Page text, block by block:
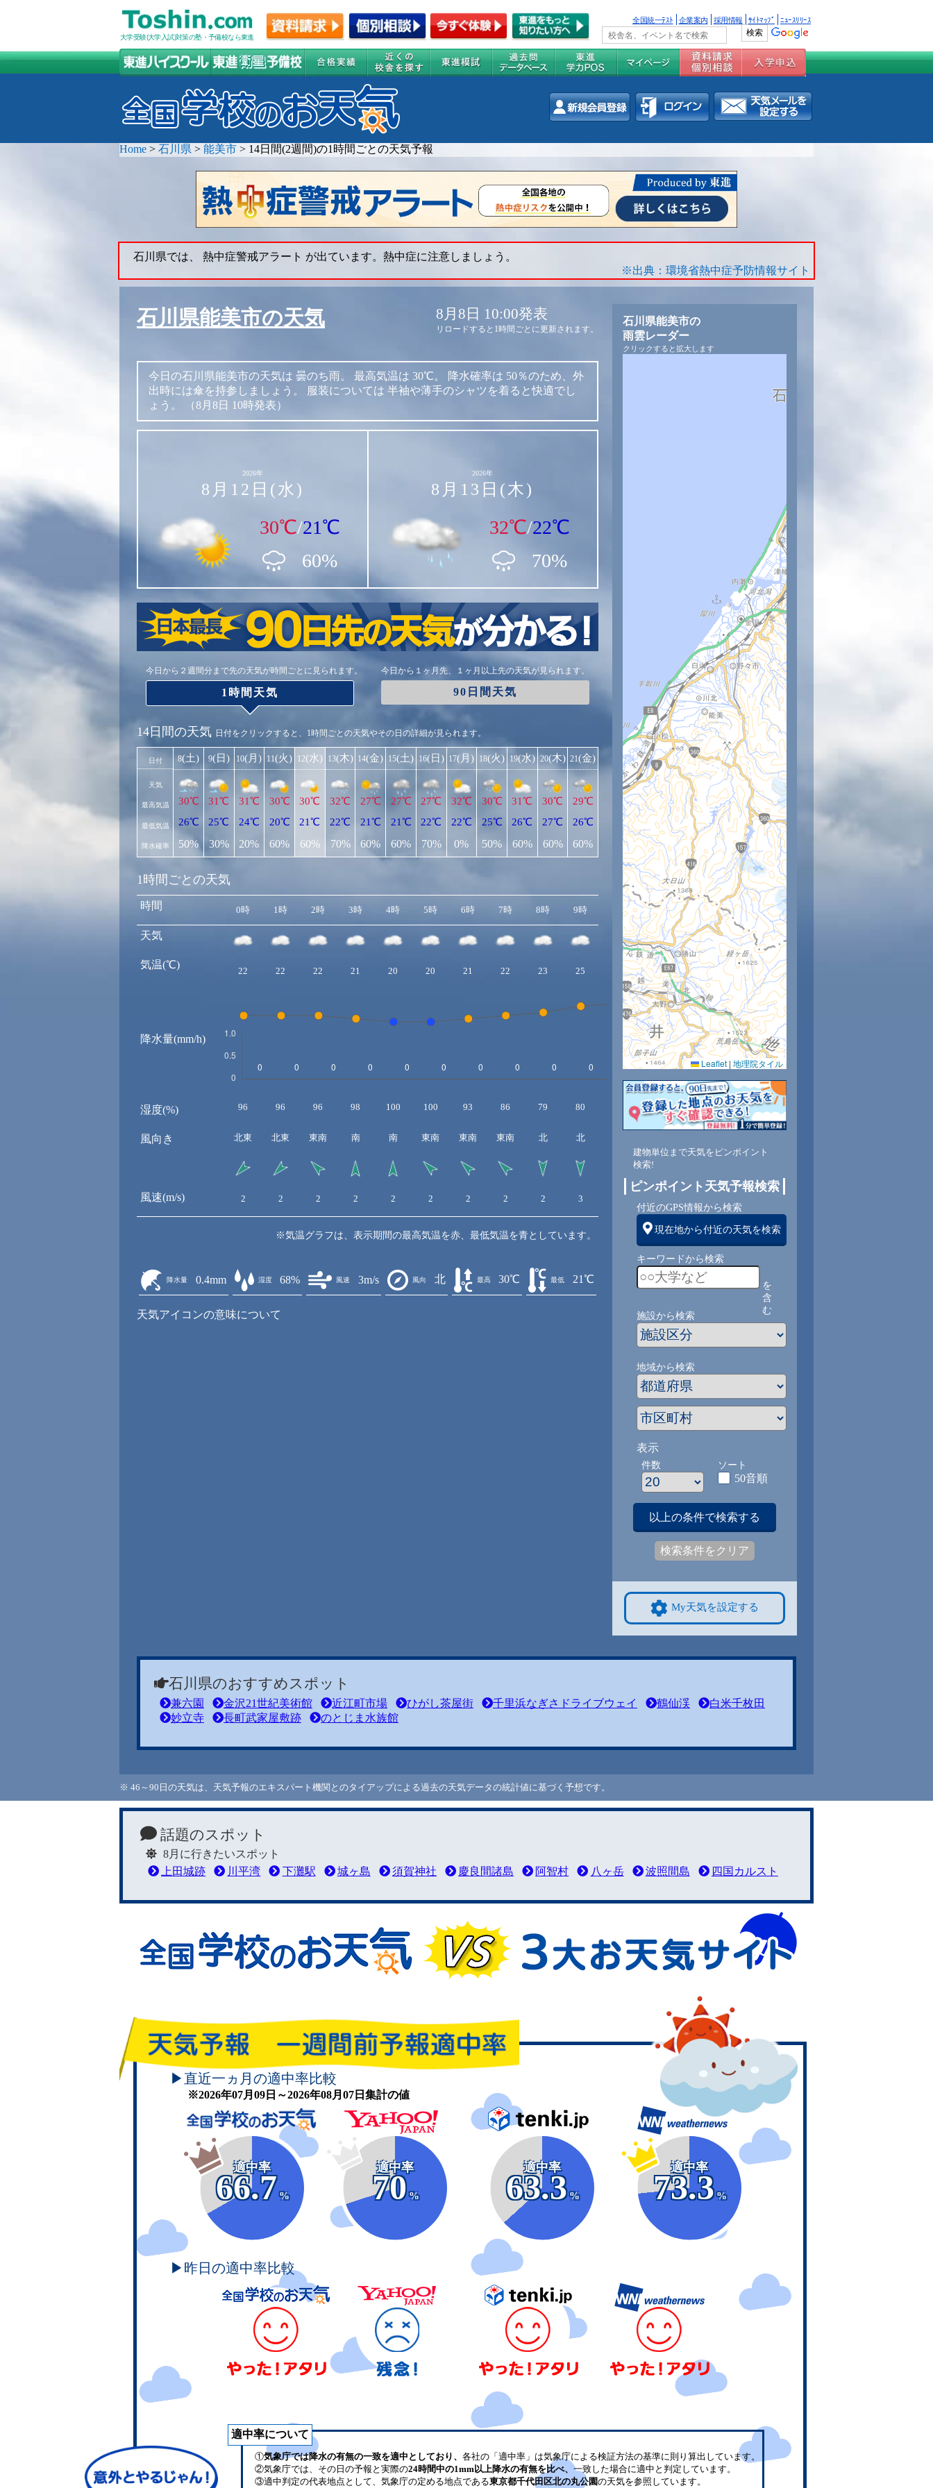
大学受験(大学入試)対策の塾・予備校なら東進
全国統一ﾃｽﾄ 企業案内 採用情報 ｻｲﾄﾏｯﾌﾟ ﾆｭｰｽﾘﾘｰｽ
Home > 石川県 > 能美市 > 14日間(2週間)の1時間ごとの天気予報
石川県では、 熱中症警戒アラート が出ています。熱中症に注意しましょう。
※出典：環境省熱中症予防情報サイト
石川県能美市の天気 8月8日 10:00発表
リロードすると1時間ごとに更新されます。
今日の石川県能美市の天気は 曇のち雨。 最高気温は 30℃。 降水確率は 50％のため、外
出時には傘を持参しましょう。
服装については 半袖や薄手のシャツを着ると快適でし
ょう。
（8月8日 10時発表）
2026年
8月12日(水)
30℃/21℃
60%
2026年
8月13日(木)
32℃/22℃
70%
今日から２週間分まで先の天気が時間ごとに見られます。
1時間天気
今日から１ヶ月先、１ヶ月以上先の天気が見られます。
90日間天気
14日間の天気 日付をクリックすると、1時間ごとの天気やその日の詳細が見られます。
日付
天気
最高気温
最低気温
降水確率
8(土)
30℃
26℃
50%
9(日)
31℃
25℃
30%
10(月)
31℃
24℃
20%
11(火)
30℃
20℃
60%
12(水)
30℃
21℃
60%
13(木)
32℃
22℃
70%
14(金)
27℃
21℃
60%
15(土)
27℃
21℃
60%
16(日)
27℃
22℃
70%
17(月)
32℃
22℃
0%
18(火)
30℃
25℃
50%
19(水)
31℃
26℃
60%
20(木)
30℃
27℃
60%
21(金)
29℃
26℃
60%
1時間ごとの天気
時間
天気
気温(℃)
降水量(mm/h)
湿度(%)
風向き
風速(m/s)
0時 1時 2時 3時 4時 5時 6時 7時 8時 9時 10時 11時 12時 13時 14時
22 22 22 21 20 20 21 22 23 25 28 28 29 29
96 96 96 98 100 100 93 86 79 80 68 66 64 64
北東 北東 東南 南 南 東南 東南 東南 北 北
2 2 2 2 2 2 2 2 2 3
※気温グラフは、表示期間の最高気温を赤、最低気温を青としています。
降水量 0.4mm 湿度 68% 風速 3m/s 風向 北 最高 30℃ 最低 21℃
天気アイコンの意味について
石川県能美市の
雨雲レーダー
クリックすると拡大します
Leaflet | 地理院タイル
建物単位まで天気をピンポイント
検索!
ピンポイント天気予報検索
付近のGPS情報から検索
現在地から付近の天気を検索
キーワードから検索
を
含
む
施設から検索
地域から検索
表示
件数 ソート
50音順
以上の条件で検索する
検索条件をクリア
My天気を設定する
石川県のおすすめスポット
兼六園 金沢21世紀美術館 近江町市場 ひがし茶屋街 千里浜なぎさドライブウェイ 鶴仙渓
白米千枚田
妙立寺
長町武家屋敷跡 のとじま水族館
※ 46～90日の天気は、天気予報のエキスパート機関とのタイアップによる過去の天気データの統計値に基づく予想です。
話題のスポット
8月に行きたいスポット
上田城跡
川平湾 下灘駅 城ヶ島 須賀神社 慶良間諸島 阿智村 八ヶ岳 波照間島 四国カルスト
▶直近一ヵ月の適中率比較
※2026年07月09日～2026年08月07日集計の値
適中率
66.7
%
適中率
70
%
適中率
63.3
%
適中率
73.3
%
▶昨日の適中率比較
適中率について
①気象庁では降水の有無の一致を適中としており、 各社の「適中率」は気象庁による検証方法の基準に則り算出しています。
②気象庁では、その日の予報と実際の24時間中の1mm以上降水の有無を比べ、 一致した場合に適中と判定しています。
③適中判定の代表地点として、気象庁の定める地点である東京都千代田区北の丸公園の天気を参照しています。